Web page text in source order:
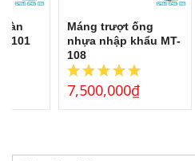
101
Máng trượt ống
nhựa nhập khẩu MT-
108
7,500,000₫